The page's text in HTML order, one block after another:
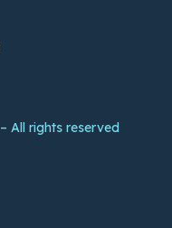
All rights reserved